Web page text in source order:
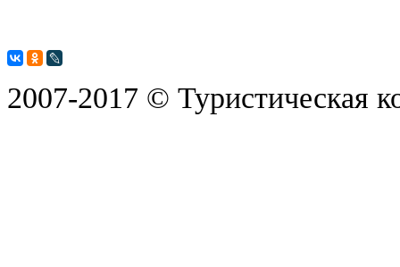
2007-2017 © Туристическая